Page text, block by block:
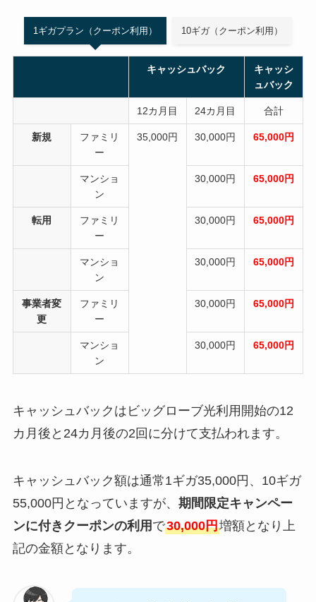
1ギガプラン（クーポン利用） 10ギガ（クーポン利用）
キャッシュバック
キャッシ
ュバック
12カ月目 24カ月目 合計
新規
ファミリ
ー
35,000円 30,000円 65,000円
マンショ
ン
30,000円 65,000円
転用
ファミリ
ー
30,000円 65,000円
マンショ
ン
30,000円 65,000円
事業者変
更
ファミリ
ー
30,000円 65,000円
マンショ
ン
30,000円 65,000円
キャッシュバックはビッグローブ光利用開始の12
カ月後と24カ月後の2回に分けて支払われます。
キャッシュバック額は通常1ギガ35,000円、10ギガ
55,000円となっていますが、 期間限定キャンペー
ンに付きクーポンの利用 で30,000円増額となり上
記の金額となります。